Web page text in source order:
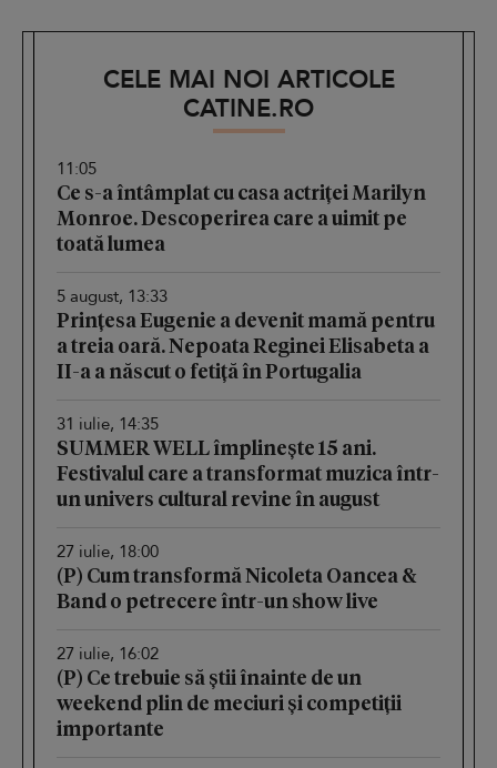
CELE MAI NOI ARTICOLE
CATINE.RO
11:05
Ce s-a întâmplat cu casa actriței Marilyn
Monroe. Descoperirea care a uimit pe
toată lumea
5 august, 13:33
Prințesa Eugenie a devenit mamă pentru
a treia oară. Nepoata Reginei Elisabeta a
II-a a născut o fetiță în Portugalia
31 iulie, 14:35
SUMMER WELL împlinește 15 ani.
Festivalul care a transformat muzica într-
un univers cultural revine în august
27 iulie, 18:00
(P) Cum transformă Nicoleta Oancea &
Band o petrecere într-un show live
27 iulie, 16:02
(P) Ce trebuie să știi înainte de un
weekend plin de meciuri și competiții
importante